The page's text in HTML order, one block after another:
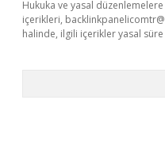
Hukuka ve yasal
içerikleri,
halinde, ilgili içerikler yasal